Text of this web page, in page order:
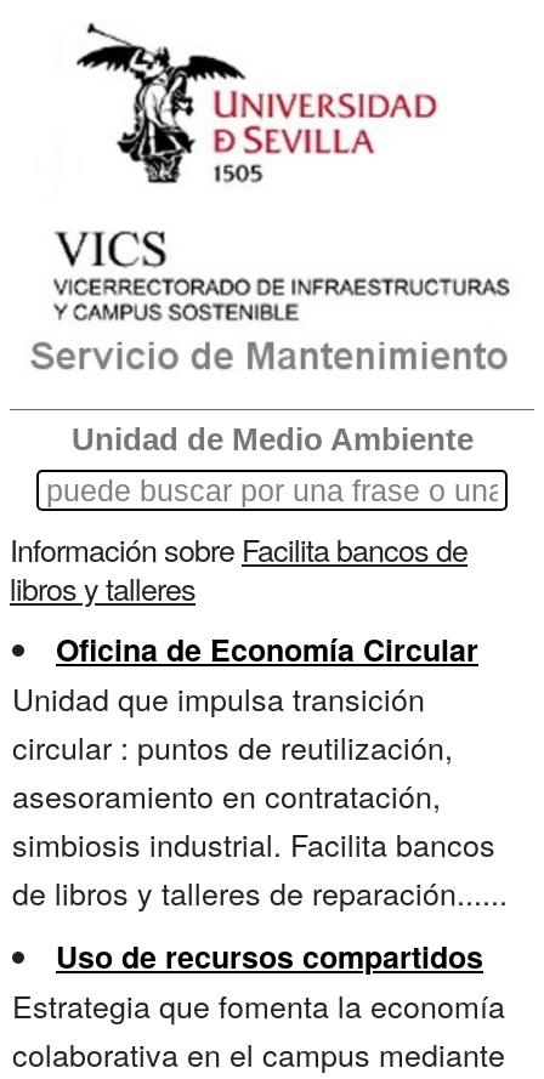
Unidad de Medio Ambiente
Información sobre Facilita bancos de
libros y talleres
Oficina de Economía Circular
Unidad que impulsa transición
circular : puntos de reutilización,
asesoramiento en contratación,
simbiosis industrial. Facilita bancos
de libros y talleres de reparación......
Uso de recursos compartidos
Estrategia que fomenta la economía
colaborativa en el campus mediante